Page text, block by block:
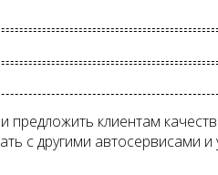
клиентам
с другими автосервисами